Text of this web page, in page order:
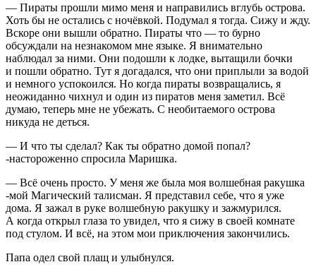
— Пираты прошли мимо меня и направились вглубь острова.
Хоть бы не остались с ночёвкой. Подумал я тогда. Сижу и жду.
Вскоре они вышли обратно. Пираты что — то бурно
обсуждали на незнакомом мне языке. Я внимательно
наблюдал за ними. Они подошли к лодке, вытащили бочки
и пошли обратно. Тут я догадался, что они приплыли за водой
и немного успокоился. Но когда пираты возвращались, я
неожиданно чихнул и один из пиратов меня заметил. Всё
думаю, теперь мне не убежать. С необитаемого острова
никуда не деться.
— И что ты сделал? Как ты обратно домой попал?
-настороженно спросила Маришка.
— Всё очень просто. У меня же была моя волшебная ракушка
-мой Магический талисман. Я представил себе, что я уже
дома. Я зажал в руке волшебную ракушку и зажмурился.
А когда открыл глаза то увидел, что я сижу в своей комнате
под стулом. И всё, на этом мои приключения закончились.
Папа одел свой плащ и улыбнулся.